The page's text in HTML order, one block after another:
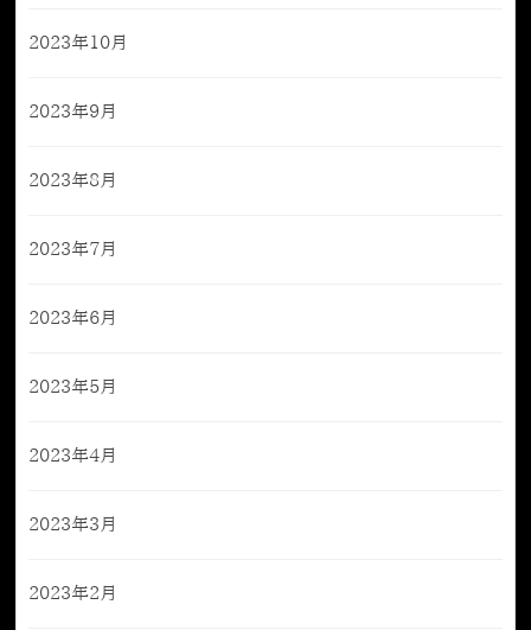
2023年10月
2023年9月
2023年8月
2023年7月
2023年6月
2023年5月
2023年4月
2023年3月
2023年2月